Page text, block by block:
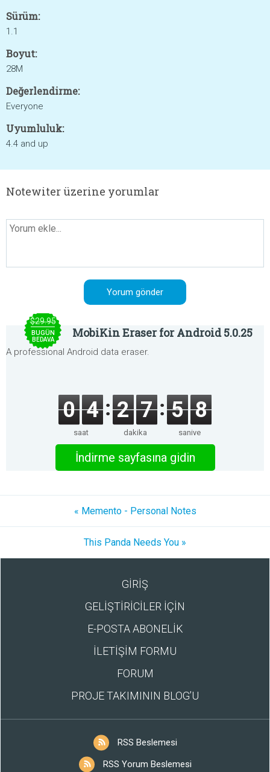
Sürüm:
1.1
Boyut:
28M
Değerlendirme:
Everyone
Uyumluluk:
4.4 and up
Notewiter üzerine yorumlar
$29.95
BUGÜN
BEDAVA MobiKin Eraser for Android 5.0.25
A professional Android data eraser.
0 4
saat
2 7
dakika
5 8
saniye
İndirme sayfasına gidin
« Memento - Personal Notes
This Panda Needs You »
GİRİŞ
GELİŞTİRİCİLER İÇİN
E-POSTA ABONELİK
İLETİŞİM FORMU
FORUM
PROJE TAKIMININ BLOG’U
RSS Beslemesi
RSS Yorum Beslemesi